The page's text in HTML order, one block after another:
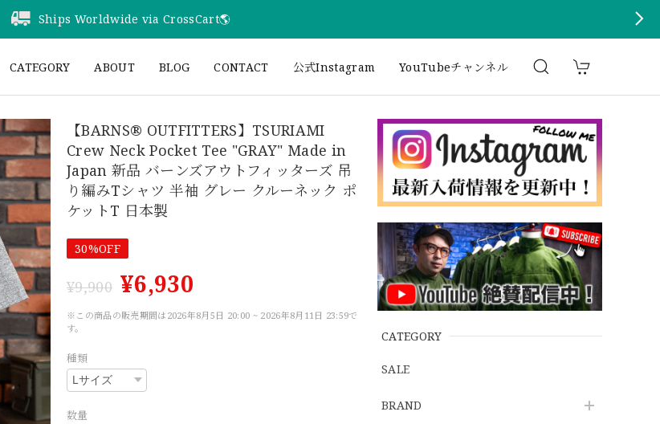
Ships Worldwide via CrossCart🌎️
CATEGORY ABOUT BLOG CONTACT 公式Instagram YouTubeチャンネル
CATEGORY
SALE
BRAND
【BARNS® OUTFITTERS】TSURIAMI
Crew Neck Pocket Tee "GRAY" Made in
Japan 新品 バーンズアウトフィッターズ 吊
り編みTシャツ 半袖 グレー クルーネック ポ
ケットT 日本製
30%OFF
¥9,900 ¥6,930
※この商品の販売期間は2026年8月5日 20:00 ~ 2026年8月11日 23:59で
す。
種類
数量